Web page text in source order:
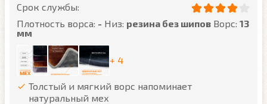
Срок службы:
Плотность ворса: - Низ: резина без шипов Ворс: 13
мм
+ 4
Толстый и мягкий ворс напоминает
натуральный мех